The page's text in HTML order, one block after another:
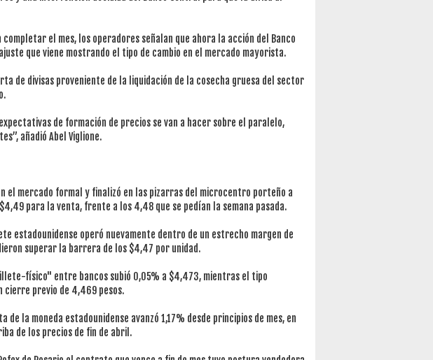
el mes, los operadores señalan que ahora la acción del Banco
que viene mostrando el tipo de cambio en el mercado mayorista.
de divisas proveniente de la liquidación de la cosecha gruesa del sector
de formación de precios se van a hacer sobre el paralelo,
añadió Abel Viglione.
el mercado formal y finalizó en las pizarras del microcentro porteño a
para la venta, frente a los 4,48 que se pedían la semana pasada.
estadounidense operó nuevamente dentro de un estrecho margen de
superar la barrera de los $4,47 por unidad.
físico" entre bancos subió 0,05% a $4,473, mientras el tipo
cierre previo de 4,469 pesos.
la moneda estadounidense avanzó 1,17% desde principios de mes, en
de los precios de fin de abril.